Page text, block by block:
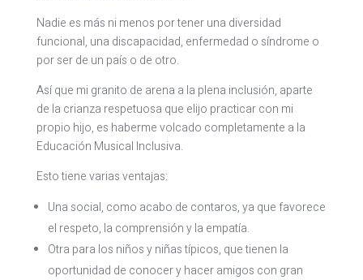
Nadie es más ni menos por tener una diversidad
funcional, una discapacidad, enfermedad o síndrome o
por ser de un país o de otro.
Así que mi granito de arena a la plena inclusión, aparte
de la crianza respetuosa que elijo practicar con mi
propio hijo, es haberme volcado completamente a la
Educación Musical Inclusiva.
Esto tiene varias ventajas:
Una social, como acabo de contaros, ya que favorece
el respeto, la comprensión y la empatía.
Otra para los niños y niñas típicos, que tienen la
oportunidad de conocer y hacer amigos con gran